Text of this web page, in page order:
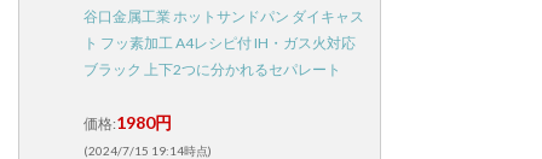
谷口金属工業 ホットサンドパン ダイキャス
ト フッ素加工 A4レシピ付 IH・ガス火対応
ブラック 上下2つに分かれるセパレート
価格:1980円
(2024/7/15 19:14時点)